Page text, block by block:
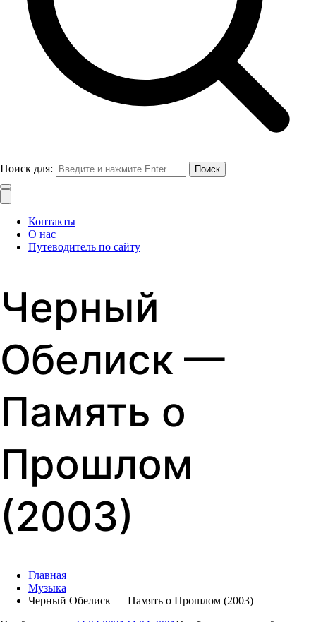
Поиск для:
Контакты
О нас
Путеводитель по сайту
Черный
Обелиск —
Память о
Прошлом
(2003)
Главная
Музыка
Черный Обелиск — Память о Прошлом (2003)